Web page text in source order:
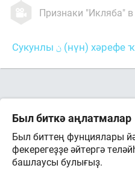
Признаки "Икляба"
Сукунлы (нүн) хәрефе
Был биткә аңлатмалар
Был биттең фунциялары
фекерегеҙҙе әйтергә
башлаусы булығыҙ.